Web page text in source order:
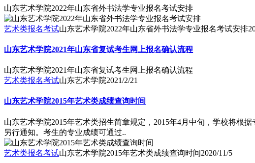
山东艺术学院2022年山东省外书法学专业报名考试安排
艺术类报名考试山东艺术学院2022年山东省外书法学专业报名考试安排
山东艺术学院2021年山东省复试考生网上报名确认流程
山东艺术学院2021年山东省复试考生网上报名确认流程
艺术类报名考试山东艺术学院2021/2/21
山东艺术学院2015年艺术类成绩查询时间
山东艺术学院2015年艺术类招生简章规定，2015年4月中旬，学校将根
另行通知。考生的专业成绩可通过..
艺术类报名考试山东艺术学院2015年艺术类成绩查询时间2020/11/5